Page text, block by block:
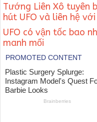
Tướng Liên Xô tuyên
hút UFO và liên hệ
UFO có vận tốc bao
manh mối